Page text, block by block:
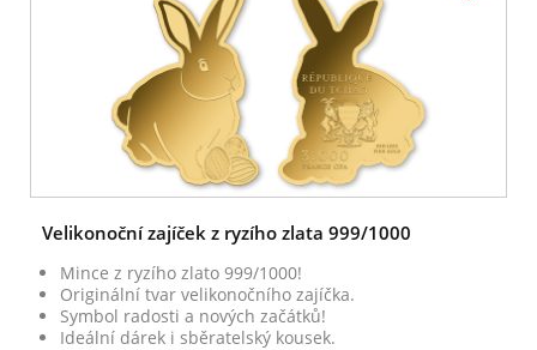
Velikonoční zajíček z ryzího zlata 999/1000
Mince z ryzího zlato 999/1000!
Originální tvar velikonočního zajíčka.
Symbol radosti a nových začátků!
Ideální dárek i sběratelský kousek.